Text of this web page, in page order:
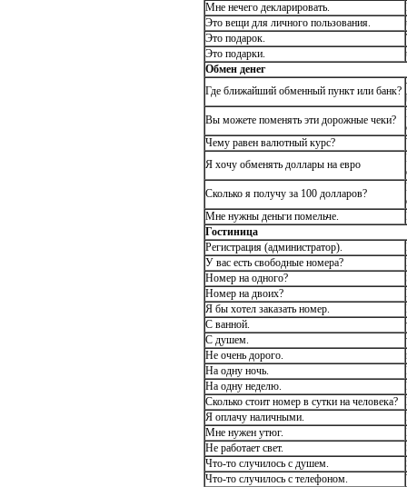
Мне нечего декларировать.
Это вещи для личного пользования.
Это подарок.
Это подарки.
Обмен денег
Где ближайший обменный пункт или банк?
Вы можете поменять эти дорожные чеки?
Чему равен валютный курс?
Я хочу обменять доллары на евро
Сколько я получу за 100 долларов?
Мне нужны деньги помельче.
Гостиница
Регистрация (администратор).
У вас есть свободные номера?
Номер на одного?
Номер на двоих?
Я бы хотел заказать номер.
С ванной.
С душем.
Не очень дорого.
На одну ночь.
На одну неделю.
Сколько стоит номер в сутки на человека?
Я оплачу наличными.
Мне нужен утюг.
Не работает свет.
Что-то случилось с душем.
Что-то случилось с телефоном.